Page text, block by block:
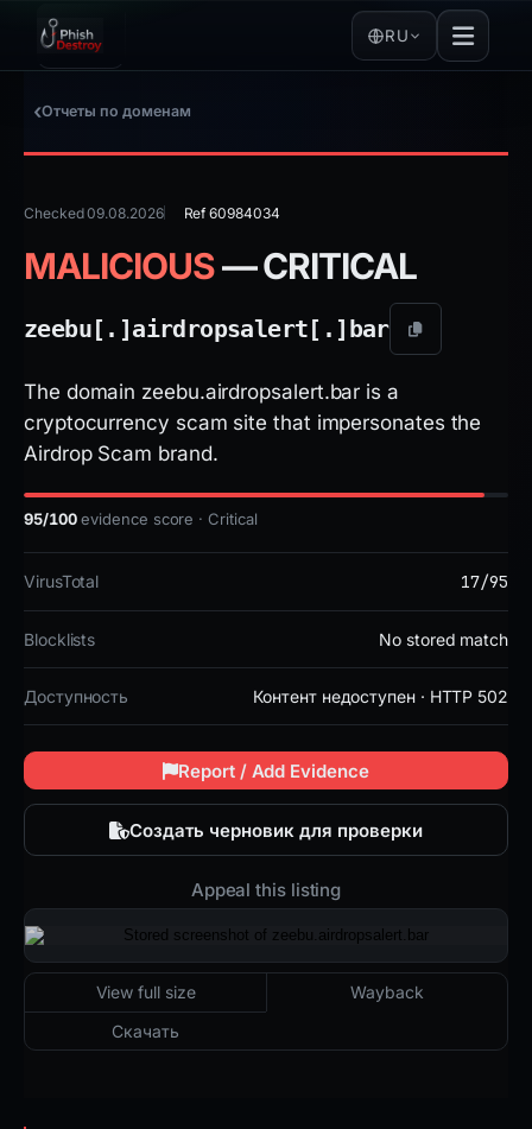
RU
Отчеты по доменам
Checked 09.08.2026 Ref 60984034
MALICIOUS— CRITICAL
zeebu[.]airdropsalert[.] bar
The domain zeebu.airdropsalert.bar is a
cryptocurrency scam site that impersonates the
Airdrop Scam brand.
95/100evidence score · Critical
VirusTotal 17/95
Blocklists No stored match
Доступность Контент недоступен · HTTP 502
Report / Add Evidence
Создать черновик для проверки
Appeal this listing
2026-02-26 22:21 UTC
View full size
Wayback
Скачать